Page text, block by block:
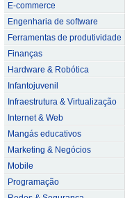
E-commerce
Engenharia de software
Ferramentas de produtividade
Finanças
Hardware & Robótica
Infantojuvenil
Infraestrutura & Virtualização
Internet & Web
Mangás educativos
Marketing & Negócios
Mobile
Programação